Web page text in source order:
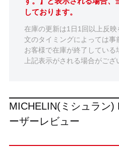
しております。
在庫の更新は1日1回以上反
文のタイミングによっては事
お客様で在庫が終了している
上記表示がされる場合がござ
MICHELIN(ミシュラン)
ーザーレビュー